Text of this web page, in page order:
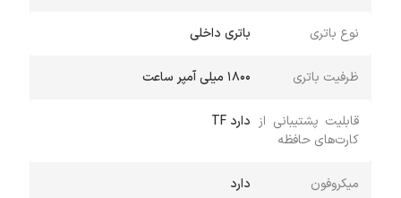
نوع باتری باتری داخلی
ظرفیت باتری 1800 میلی آمپر ساعت
قابلیت پشتیبانی از
کارت‌های حافظه
دارد TF
میکروفون دارد